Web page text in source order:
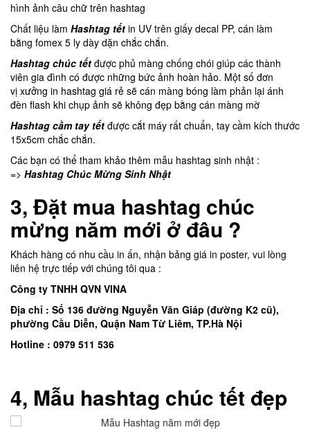
hình ảnh câu chữ trên hashtag
Chất liệu làm Hashtag tết in UV trên giấy decal PP, cán làm
bằng fomex 5 ly dày dặn chắc chắn.
Hashtag chúc tết được phủ màng chống chói giúp các thành
viên gia đình có được những bức ảnh hoàn hảo. Một số đơn
vị xưởng in hashtag giá rẻ sẽ cán màng bóng làm phản lại ánh
đèn flash khi chụp ảnh sẽ không đẹp bằng cán màng mờ
Hashtag cầm tay tết được cắt máy rất chuẩn, tay cầm kích thước
15x5cm chắc chắn.
Các bạn có thể tham khảo thêm mẫu hashtag sinh nhật :
=> Hashtag Chúc Mừng Sinh Nhật
3, Đặt mua hashtag chúc
mừng năm mới ở đâu ?
Khách hàng có nhu cầu in ấn, nhận bảng giá in poster, vui lòng
liên hệ trực tiếp với chúng tôi qua :
Công ty TNHH QVN VINA
Địa chỉ : Số 136 đường Nguyễn Văn Giáp (đường K2 cũ),
phường Cầu Diễn, Quận Nam Từ Liêm, TP.Hà Nội
Hotline : 0979 511 536
4, Mẫu hashtag chúc tết đẹp